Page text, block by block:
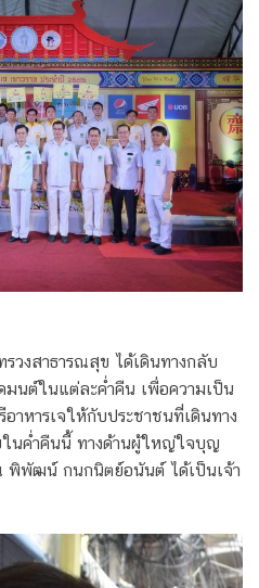
วงสาธารณสุข ได้เดินทางกลับ
นต์ในแต่ละค่ำคืน เพื่อความเป็น
าหารเจให้กับประชาชนที่เดินทาง
ในค่ำคืนนี้ ทางด้านผู้ใหญ่ใจบุญ
พิพัฒน์ กนกนิตย์อนันต์ ได้เป็นเจ้า